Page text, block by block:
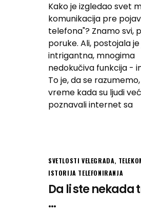
Kako je izgledao svet
komunikacija pre
telefona"? Znamo svi,
poruke. Ali, postojala
intrigantna, mnogima
nedokučiva funkcija -
To je, da se
vreme kada su ljudi već
poznavali internet sa
SVETLOSTI VELEGRADA,
ISTORIJA TELEFONIRANJA
Da li ste nekada
...